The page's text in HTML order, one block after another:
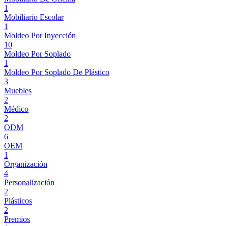
1
Mobiliario Escolar
1
Moldeo Por Inyección
10
Moldeo Por Soplado
1
Moldeo Por Soplado De Plástico
3
Muebles
2
Médico
2
ODM
6
OEM
1
Organización
4
Personalización
2
Plásticos
2
Premios